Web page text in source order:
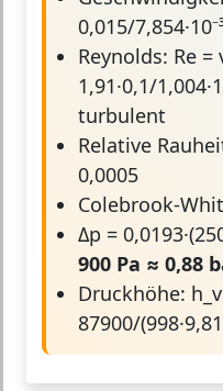
0,015/
Reynolds: Re =
1,91·0,1/
turbulent
Relative
0,0005
Colebrook-
Δp =
900 Pa ≈ 0,88
Druckhöhe:
87900/